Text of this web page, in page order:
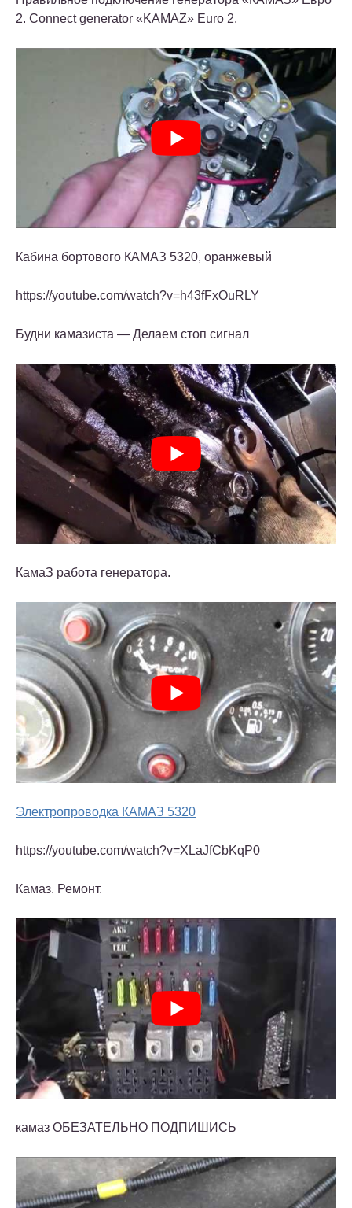
2. Connect generator «KAMAZ» Euro 2.
Кабина бортового КАМАЗ 5320, оранжевый
https://youtube.com/watch?v=h43fFxOuRLY
Будни камазиста — Делаем стоп сигнал
КамаЗ работа генератора.
Электропроводка КАМАЗ 5320
https://youtube.com/watch?v=XLaJfCbKqP0
Камаз. Ремонт.
камаз ОБЕЗАТЕЛЬНО ПОДПИШИСЬ